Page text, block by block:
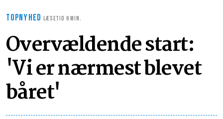
TOPNYHEDLÆSETID 6 MIN.
Overvældende start:
'Vi er nærmest blevet
båret'